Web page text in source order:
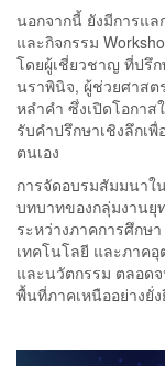
นอกจากนี้ ยังมีการแ
และกิจกรรม
โดยผู้เชี่ยวชาญ ที่ปรึ
นราพินิจ, ผู้ช่วยศาสต
หลำคำ ซึ่งเปิดโอกาส
รับคำปรึกษาเชิงลึกเ
ตนเอง
การจัดอบรมสัมมนาใ
บทบาทของกลุ่มงานยุ
ระหว่างภาคการศึกษ
เทคโนโลยี และภาค
และนวัตกรรม ตลอด
พื้นที่ภาคเหนืออย่างยั่